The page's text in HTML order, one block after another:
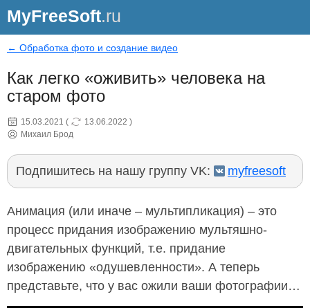
MyFreeSoft.ru
← Обработка фото и создание видео
Как легко «оживить» человека на
старом фото
15.03.2021 ( 13.06.2022 )
Михаил Брод
Подпишитесь на нашу группу VK: myfreesoft
Анимация (или иначе – мультипликация) – это
процесс придания изображению мультяшно-
двигательных функций, т.е. придание
изображению «одушевленности». А теперь
представьте, что у вас ожили ваши фотографии…